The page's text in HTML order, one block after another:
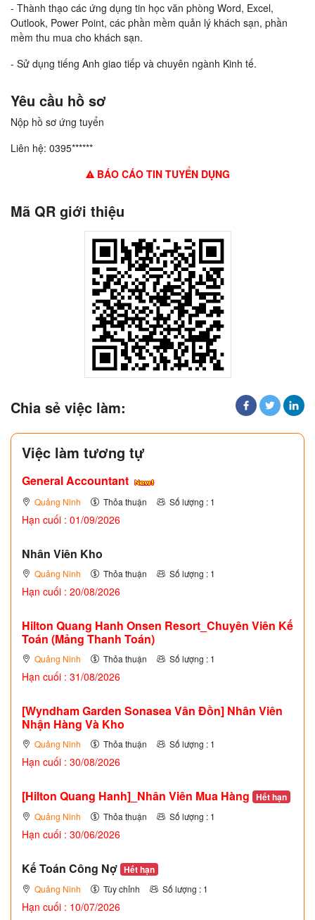
- Thành thạo các ứng dụng tin học văn phòng Word, Excel,
Outlook, Power Point, các phần mềm quản lý khách sạn, phần
mềm thu mua cho khách sạn.
- Sử dụng tiếng Anh giao tiếp và chuyên ngành Kinh tế.
Yêu cầu hồ sơ
Nộp hồ sơ ứng tuyển
Liên hệ: 0395******
BÁO CÁO TIN TUYỂN DỤNG
Mã QR giới thiệu
Chia sẻ việc làm:
Việc làm tương tự
General Accountant
Quảng Ninh Thỏa thuận Số lượng : 1
Hạn cuối : 01/09/2026
Nhân Viên Kho
Quảng Ninh Thỏa thuận Số lượng : 1
Hạn cuối : 20/08/2026
Hilton Quang Hanh Onsen Resort_Chuyên Viên Kế
Toán (Mảng Thanh Toán)
Quảng Ninh Thỏa thuận Số lượng : 1
Hạn cuối : 31/08/2026
[Wyndham Garden Sonasea Vân Đồn] Nhân Viên
Nhận Hàng Và Kho
Quảng Ninh Thỏa thuận Số lượng : 1
Hạn cuối : 30/08/2026
[Hilton Quang Hanh]_Nhân Viên Mua Hàng Hết hạn
Quảng Ninh Thỏa thuận Số lượng : 1
Hạn cuối : 30/06/2026
Kế Toán Công Nợ Hết hạn
Quảng Ninh Tùy chỉnh Số lượng : 1
Hạn cuối : 10/07/2026